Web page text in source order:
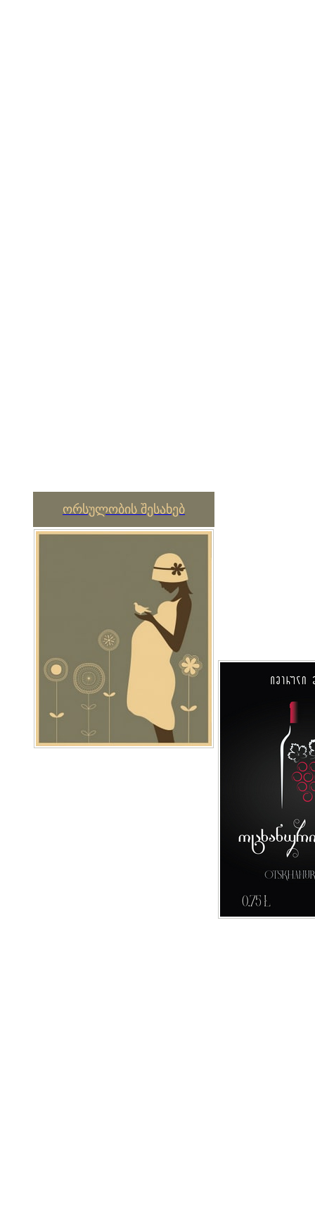
ორსულობის შესახებ